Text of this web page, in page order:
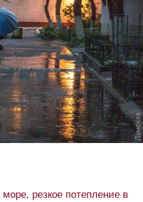
резкое потепление в